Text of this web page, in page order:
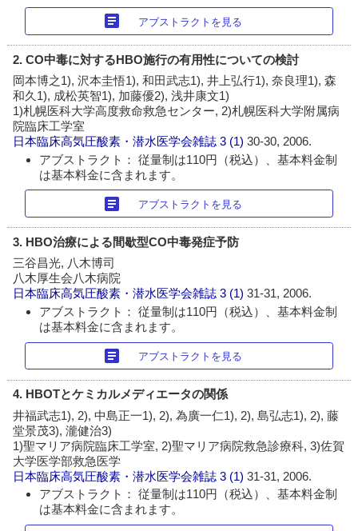
article アブストラクトを見る
2. CO中毒に対するHBO施行の有用性についての検討
岡本博之1), 沢本圭悟1), 和田武志1), 井上弘行1), 奈良理1), 森
和久1), 成松英智1), 加藤優2), 浅井康文1)
1)札幌医科大学高度救命救急センター, 2)札幌医科大学附属病
院臨床工学室
日本臨床高気圧酸素・潜水医学会雑誌 3 (1)30-30, 2006.
アブストラクト： 従量制は110円（税込）、基本料金制
は基本料金に含まれます。
article アブストラクトを見る
3. HBO治療による間歇型CO中毒発症予防
三谷昌光, 八木博司
八木厚生会八木病院
日本臨床高気圧酸素・潜水医学会雑誌 3 (1)31-31, 2006.
アブストラクト： 従量制は110円（税込）、基本料金制
は基本料金に含まれます。
article アブストラクトを見る
4. HBOTとケミカルメディエータの関係
井福武志1), 2), 中島正一1), 2), 為廣一仁1), 2), 島弘志1), 2), 藤
堂景茂3), 瀧健治3)
1)聖マリア病院臨床工学室, 2)聖マリア病院救急診療科, 3)佐賀
大学医学部救急医学
日本臨床高気圧酸素・潜水医学会雑誌 3 (1)31-31, 2006.
アブストラクト： 従量制は110円（税込）、基本料金制
は基本料金に含まれます。